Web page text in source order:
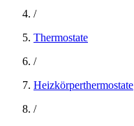
/
Thermostate
/
Heizkörperthermostate
/